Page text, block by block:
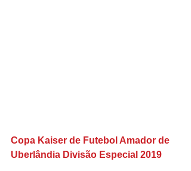
Copa Kaiser de Futebol Amador de
Uberlândia Divisão Especial 2019